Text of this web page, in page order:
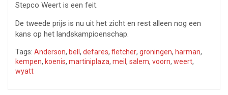
Stepco Weert is een feit.
De tweede prijs is nu uit het zicht en rest alleen nog een
kans op het landskampioenschap.
Tags: Anderson, bell , defares, fletcher, groningen, harman,
kempen, koenis, martiniplaza, meil , salem, voorn, weert,
wyatt